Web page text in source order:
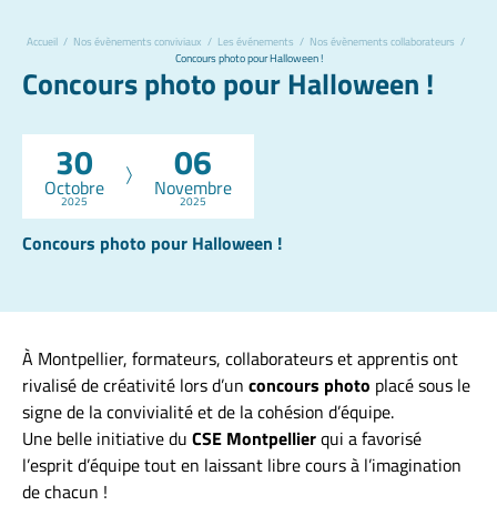
Accueil / Nos évènements conviviaux / Les événements / Nos évènements collaborateurs /
Concours photo pour Halloween !
Concours photo pour Halloween !
30
Octobre
2025
06
Novembre
2025
Concours photo pour Halloween !
À Montpellier, formateurs, collaborateurs et apprentis ont
rivalisé de créativité lors d’un concours photo placé sous le
signe de la convivialité et de la cohésion d’équipe.
Une belle initiative du CSE Montpellierqui a favorisé
l’esprit d’équipe tout en laissant libre cours à l’imagination
de chacun !